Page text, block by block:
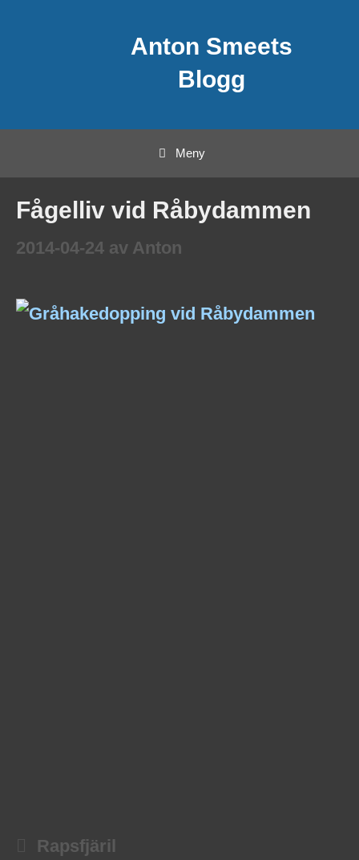
Anton Smeets
Blogg
Meny
Fågelliv vid Råbydammen
2014-04-24 av Anton
Rapsfjäril